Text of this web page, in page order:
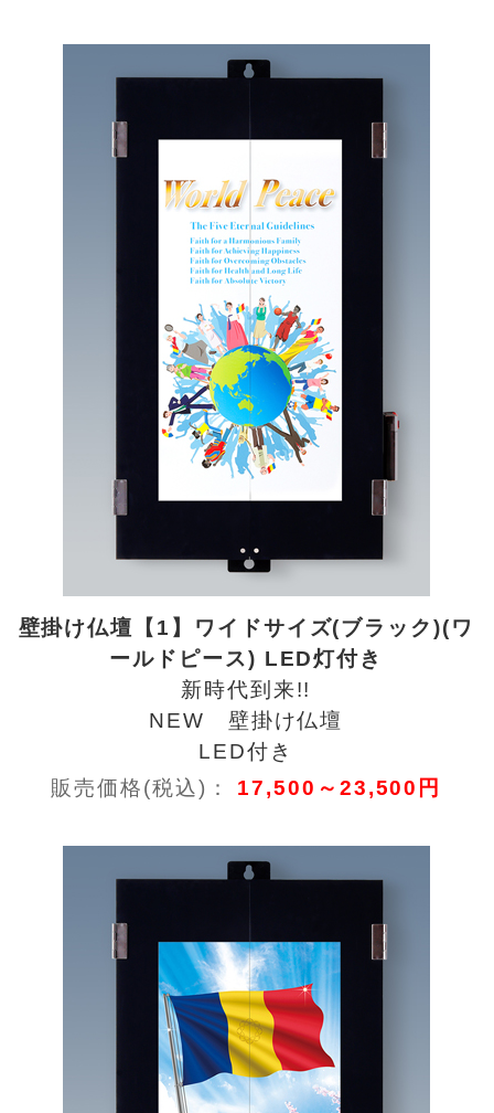
壁掛け仏壇【1】ワイドサイズ(ブラック)(ワ
ールドピース) LED灯付き
新時代到来!!
NEW 壁掛け仏壇
LED付き
販売価格(税込)： 17,500～23,500円